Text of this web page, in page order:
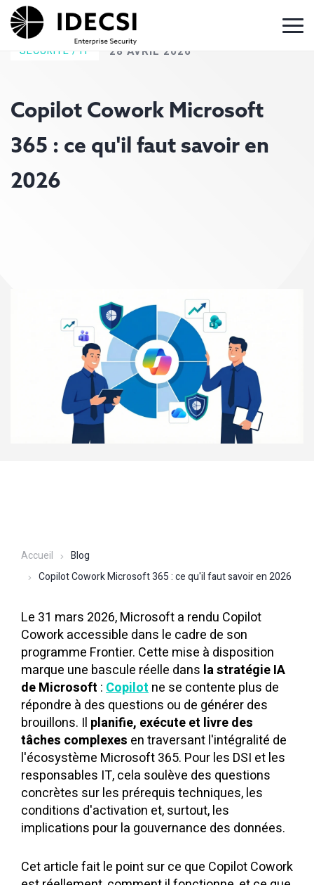
SÉCURITÉ / IT 28 AVRIL 2026
Copilot Cowork Microsoft
365 : ce qu'il faut savoir en
2026
Accueil
Blog
Copilot Cowork Microsoft 365 : ce qu'il faut savoir en 2026
Le 31 mars 2026, Microsoft a rendu Copilot
Cowork accessible dans le cadre de son
programme Frontier. Cette mise à disposition
marque une bascule réelle dans la stratégie IA
de Microsoft :Copilotne se contente plus de
répondre à des questions ou de générer des
brouillons. Il planifie, exécute et livre des
tâches complexes en traversant l'intégralité de
l'écosystème Microsoft 365. Pour les DSI et les
responsables IT, cela soulève des questions
concrètes sur les prérequis techniques, les
conditions d'activation et, surtout, les
implications pour la gouvernance des données.
Cet article fait le point sur ce que Copilot Cowork